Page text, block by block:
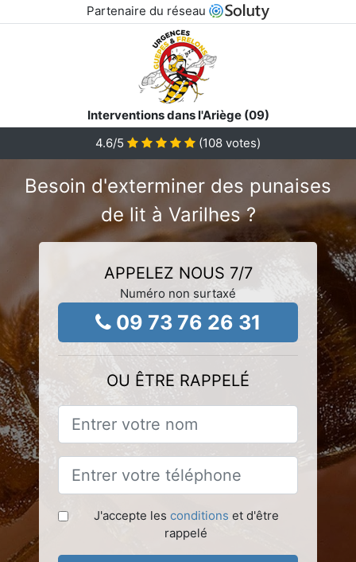
Partenaire du réseau
Interventions dans l'Ariège (09)
4.6/5 (108 votes)
Besoin d'exterminer des punaises
de lit à Varilhes ?
APPELEZ NOUS 7/7
Numéro non surtaxé
09 73 76 26 31
OU ÊTRE RAPPELÉ
J'accepte les conditions et d'être
rappelé